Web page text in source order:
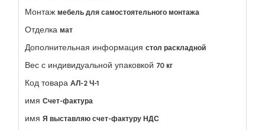
Монтаж мебель для самостоятельного монтажа
Отделка мат
Дополнительная информация стол раскладной
Вес с индивидуальной упаковкой 70 кг
Код товара АЛ-2 Ч-1
имя Счет-фактура
имя Я выставляю счет-фактуру НДС